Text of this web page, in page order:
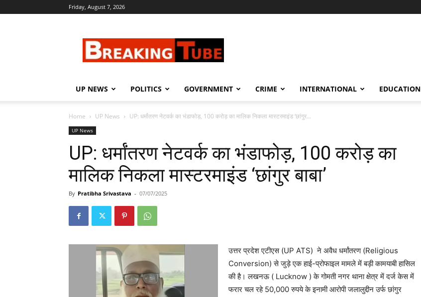
Friday, August 7, 2026
UP NEWS POLITICS GOVERNMENT CRIME INTERNATIONAL EDUCATION
Home UP News UP: धर्मांतरण नेटवर्क का भंडाफोड़, 100 करोड़ का मालिक निकला मास्टरमाइंड ‘छांगुर...
UP News
UP: धर्मांतरण नेटवर्क का भंडाफोड़, 100 करोड़ का
मालिक निकला मास्टरमाइंड ‘छांगुर बाबा’
By Pratibha Srivastava - 07/07/2025
उत्तर प्रदेश एटीएस (UP ATS) ने अवैध धर्मांतरण (Religious
Conversion) से जुड़े एक हाई-प्रोफाइल मामले में बड़ी कामयाबी हासिल
की है। लखनऊ ( Lucknow ) के गोमती नगर थाना क्षेत्र में दर्ज केस में
फरार चल रहे 50,000 रुपये के इनामी आरोपी जलालुद्दीन उर्फ छांगुर